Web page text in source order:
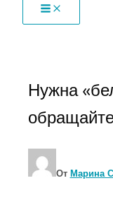
Нужна
От Марина